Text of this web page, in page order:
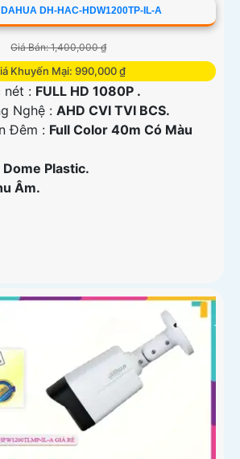
DH-HAC-HDW1200TP-IL-A
Giá Bán: 1,400,000 ₫
Khuyến Mại: 990,000 ₫
nét : FULL HD 1080P .
Nghệ : AHD CVI TVI BCS.
Đêm : Full Color 40m Có Màu
Dome Plastic.
Âm.